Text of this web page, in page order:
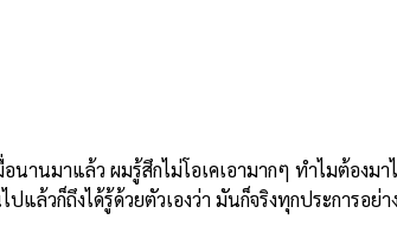
นมาแล้ว ผมรู้สึกไม่โอเคเอามากๆ ทำไมต้องมา
ล้วก็ถึงได้รู้ด้วยตัวเองว่า มันก็จริงทุกประการอย่า